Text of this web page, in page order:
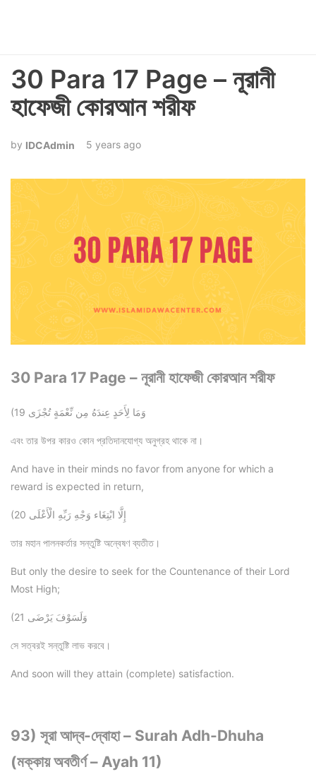
30 Para 17 Page – নূরানী
হাফেজী কোরআন শরীফ
IDCAdmin 5 years ago
30 Para 17 Page – নূরানী হাফেজী কোরআন শরীফ
(19 وَمَا لِأَحَدٍ عِندَهُ مِن نِّعْمَةٍ تُجْزَى
এবং তার উপর কারও কোন প্রতিদানযোগ্য অনুগ্রহ থাকে না।
And have in their minds no favor from anyone for which a
reward is expected in return,
(20 إِلَّا ابْتِغَاء وَجْهِ رَبِّهِ الْأَعْلَى
তার মহান পালনকর্তার সন্তুষ্টি অন্বেষণ ব্যতীত।
But only the desire to seek for the Countenance of their Lord
Most High;
(21 وَلَسَوْفَ يَرْضَى
সে সত্বরই সন্তুষ্টি লাভ করবে।
And soon will they attain (complete) satisfaction.
93) সূরা আদ্ব-দ্বোহা – Surah Adh-Dhuha
(মক্কায় অবতীর্ণ – Ayah 11)